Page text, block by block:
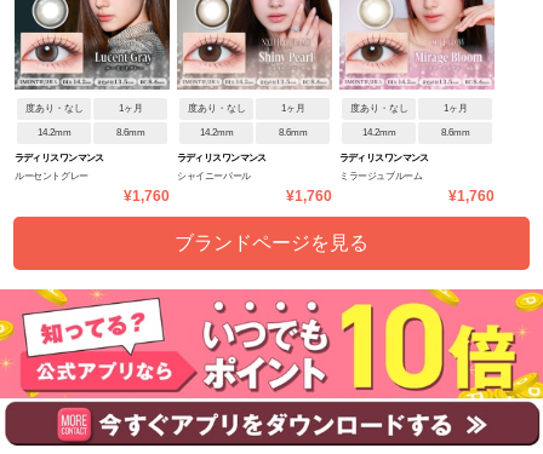
度あり・なし 1ヶ月
14.2mm 8.6mm
ラディリス ワンマンス
ルーセントグレー
¥1,760
度あり・なし 1ヶ月
14.2mm 8.6mm
ラディリス ワンマンス
シャイニーパール
¥1,760
度あり・なし 1ヶ月
14.2mm 8.6mm
ラディリス ワンマンス
ミラージュブルーム
¥1,760
ブランドページを見る